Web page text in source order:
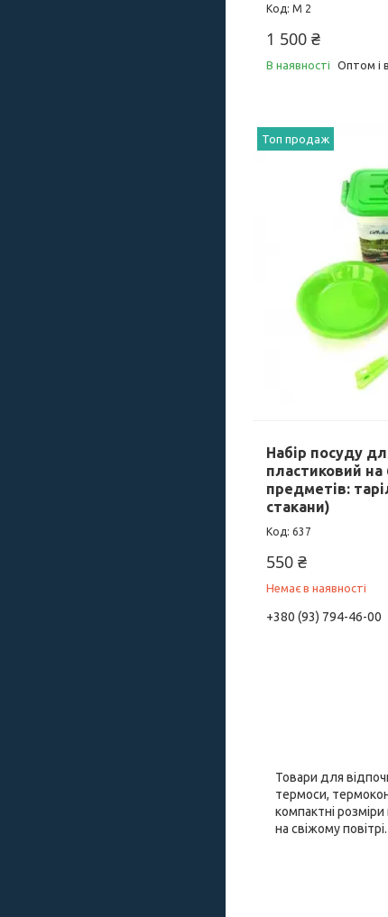
М 2
1 500 ₴
В наявності Оптом і
Топ продаж
Набір посуду
пластиковий на
предметів:
стакани)
637
550 ₴
Немає в наявності
+380 (93) 794-46-00
Товари для
термоси,
компактні
на свіжому повітрі.